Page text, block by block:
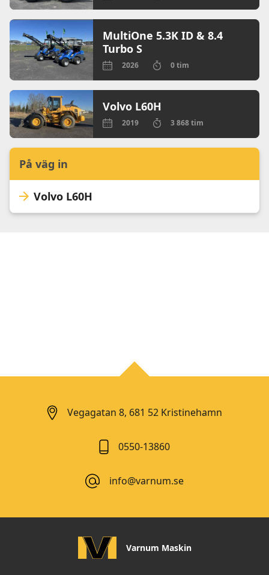
MultiOne 5.3K ID & 8.4
Turbo S
2026 0 tim
Volvo L60H
2019 3 868 tim
På väg in
Volvo L60H
Vegagatan 8, 681 52 Kristinehamn
0550-13860
info@varnum.se
Varnum Maskin